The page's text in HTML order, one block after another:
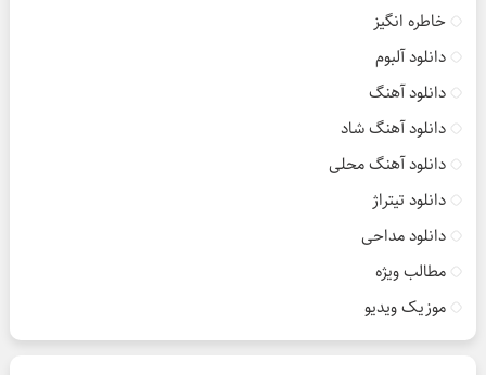
خاطره انگیز
دانلود آلبوم
دانلود آهنگ
دانلود آهنگ شاد
دانلود آهنگ محلی
دانلود تیتراژ
دانلود مداحی
مطالب ویژه
موزیک ویدیو